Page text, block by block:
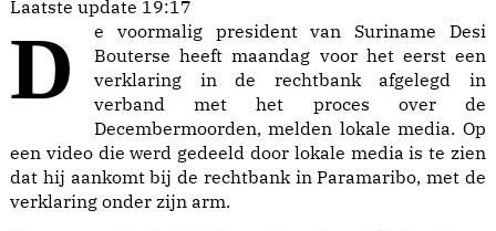
Laatste update 19:17
De voormalig president van Suriname Desi
Bouterse heeft maandag voor het eerst een
verklaring in de rechtbank afgelegd in
verband met het proces over de
Decembermoorden, melden lokale media. Op
een video die werd gedeeld door lokale media is te zien
dat hij aankomt bij de rechtbank in Paramaribo, met de
verklaring onder zijn arm.